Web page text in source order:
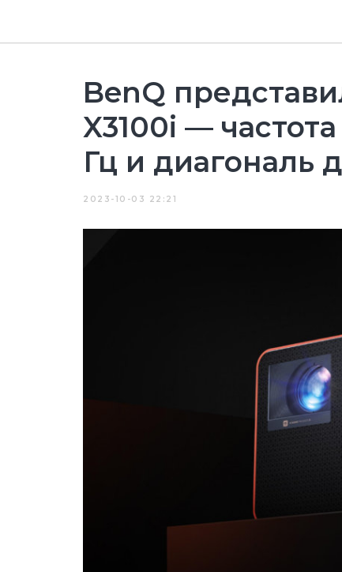
BenQ
X3100i —
Гц и диагональ
2023-10-03 22:21